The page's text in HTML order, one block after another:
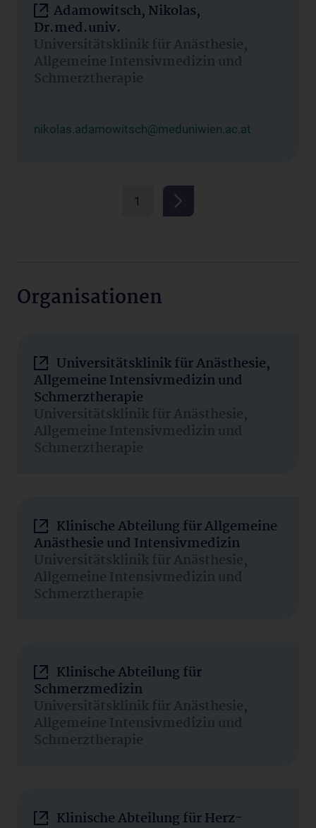
Adamowitsch, Nikolas,
Dr.med.univ.
Universitätsklinik für Anästhesie,
Allgemeine Intensivmedizin und
Schmerztherapie
nikolas.adamowitsch@meduniwien.ac.at
1
Organisationen
Universitätsklinik für Anästhesie,
Allgemeine Intensivmedizin und
Schmerztherapie
Universitätsklinik für Anästhesie,
Allgemeine Intensivmedizin und
Schmerztherapie
Klinische Abteilung für Allgemeine
Anästhesie und Intensivmedizin
Universitätsklinik für Anästhesie,
Allgemeine Intensivmedizin und
Schmerztherapie
Klinische Abteilung für
Schmerzmedizin
Universitätsklinik für Anästhesie,
Allgemeine Intensivmedizin und
Schmerztherapie
Klinische Abteilung für Herz-